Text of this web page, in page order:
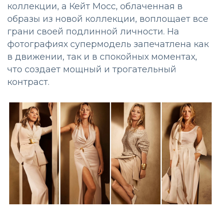
коллекции, а Кейт Мосс, облаченная в
образы из новой коллекции, воплощает все
грани своей подлинной личности. На
фотографиях супермодель запечатлена как
в движении, так и в спокойных моментах,
что создает мощный и трогательный
контраст.